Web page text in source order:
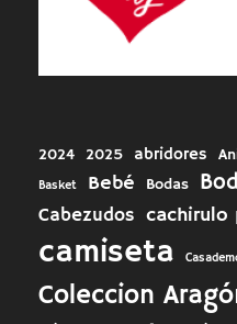
2024 2025 abridores
Basket
Bebé Bodas
Cabezudos cachirulo
camiseta
Coleccion